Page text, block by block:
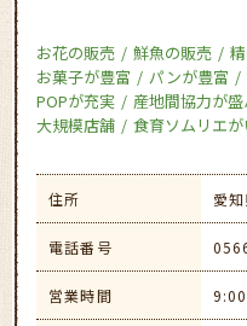
お花の販売 鮮魚の販売
お菓子が豊富
パンが豊富
POPが充実
産地間協力が
大規模店舗
食育ソムリエが
住所 愛
電話番号
営業時間